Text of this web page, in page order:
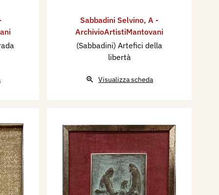
Sabbadini Selvino, A -
ArchivioArtistiMantovani
(Sabbadini) Artefici della
libertà
Visualizza scheda